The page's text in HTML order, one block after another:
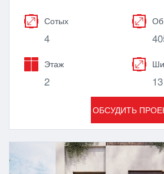
Сотых
4
Этаж
2 13
ОБСУДИТЬ